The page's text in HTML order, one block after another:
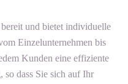
und bietet individuelle
Einzelunternehmen bis
Kunden eine effiziente
so dass Sie sich auf Ihr